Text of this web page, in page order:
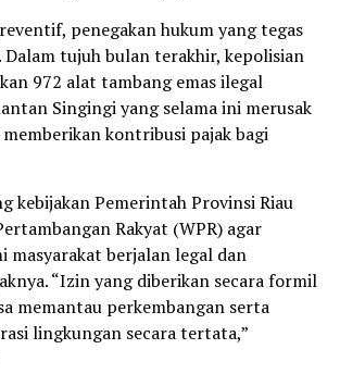
penegakan hukum yang tegas
tujuh bulan terakhir, kepolisian
972 alat tambang emas ilegal
Singingi yang selama ini merusak
kontribusi pajak bagi
kebijakan Pemerintah Provinsi Riau
Rakyat (WPR) agar
masyarakat berjalan legal dan
“Izin yang diberikan secara formil
memantau perkembangan serta
lingkungan secara tertata,”